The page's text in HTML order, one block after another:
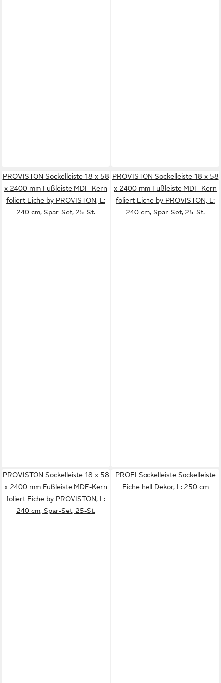
PROVISTON Sockelleiste 18 x 58
x 2400 mm Fußleiste MDF-Kern
foliert Eiche by PROVISTON, L:
240 cm, Spar-Set, 25-St.
PROVISTON Sockelleiste 18 x 58
x 2400 mm Fußleiste MDF-Kern
foliert Eiche by PROVISTON, L:
240 cm, Spar-Set, 25-St.
PROVISTON Sockelleiste 18 x 58
x 2400 mm Fußleiste MDF-Kern
foliert Eiche by PROVISTON, L:
240 cm, Spar-Set, 25-St.
PROFI Sockelleiste Sockelleiste
Eiche hell Dekor, L: 250 cm